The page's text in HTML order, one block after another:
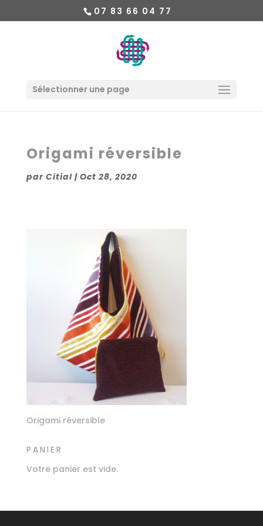
07 83 66 04 77
Sélectionner une page
Origami réversible
par Citial| Oct 28, 2020
Origami réversible
PANIER
Votre panier est vide.